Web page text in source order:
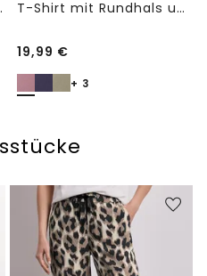
T-Shirt mit Rundhals und Embroidery-Detail
19,99 €
+ 3